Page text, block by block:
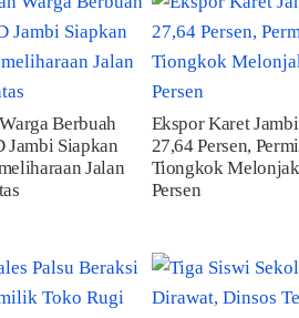
Berbuah
Jambi Siapkan
Jalan
Ekspor Karet
27,64 Persen,
Tiongkok
Persen